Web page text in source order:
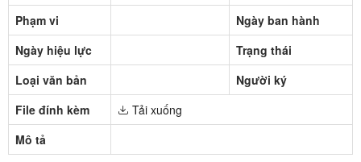
Phạm vi
Ngày ban hành
Ngày hiệu lực
Trạng thái
Loại văn bản
Người ký
File đính kèm
Tải xuống
Mô tả